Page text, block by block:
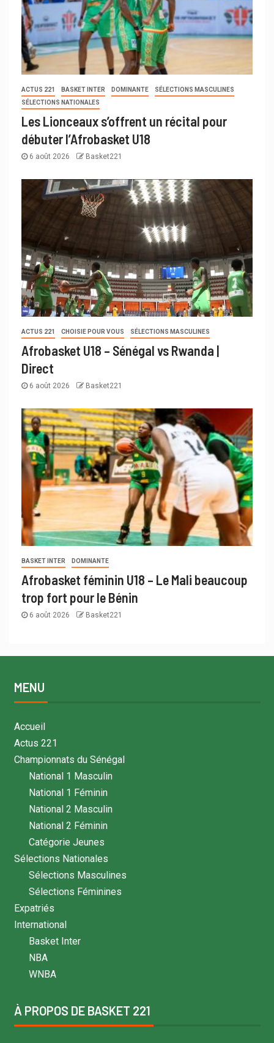
ACTUS 221 BASKET INTER DOMINANTE
SÉLECTIONS MASCULINES
SÉLECTIONS NATIONALES
Les Lionceaux s’offrent un récital pour
débuter l’Afrobasket U18
6 août 2026 Basket221
ACTUS 221 CHOISIE POUR VOUS SÉLECTIONS MASCULINES
Afrobasket U18 – Sénégal vs Rwanda |
Direct
6 août 2026 Basket221
BASKET INTER DOMINANTE
Afrobasket féminin U18 – Le Mali beaucoup
trop fort pour le Bénin
6 août 2026 Basket221
MENU
Accueil
Actus 221
Championnats du Sénégal
National 1 Masculin
National 1 Féminin
National 2 Masculin
National 2 Féminin
Catégorie Jeunes
Sélections Nationales
Sélections Masculines
Sélections Féminines
Expatriés
International
Basket Inter
NBA
WNBA
À PROPOS DE BASKET 221